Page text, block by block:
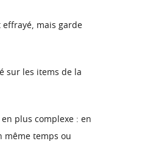
effrayé, mais garde
sur les items de la
plus complexe : en
même temps ou